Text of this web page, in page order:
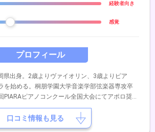
プロフィール
県出身。2歳よりヴァイオリン、3歳よりピア
を始める。桐朋学園大学音楽学部弦楽器専攻卒
PIARAピアノコンクール全国大会にてアポロ奨励
ン国際ピアノコンクール in ASIA 全国大会出場。
回全日本学生音楽コンクール北九州大会第2位、
25～28回日本クラシック音楽コンクール全国大
経験者向き
感覚
口コミ情報も見る